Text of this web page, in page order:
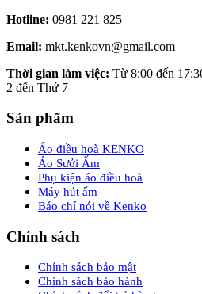
Hotline: 0981 221 825
Email: mkt.kenkovn@gmail.com
Thời gian làm việc: Từ 8:00 đến
2 đến Thứ 7
Sản phẩm
Áo điều hoà KENKO
Áo Sưởi Ấm
Phụ kiện áo điều hoà
Máy hút ẩm
Báo chí nói về Kenko
Chính sách
Chính sách bảo mật
Chính sách bảo hành